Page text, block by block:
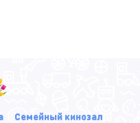
Семейный кинозал